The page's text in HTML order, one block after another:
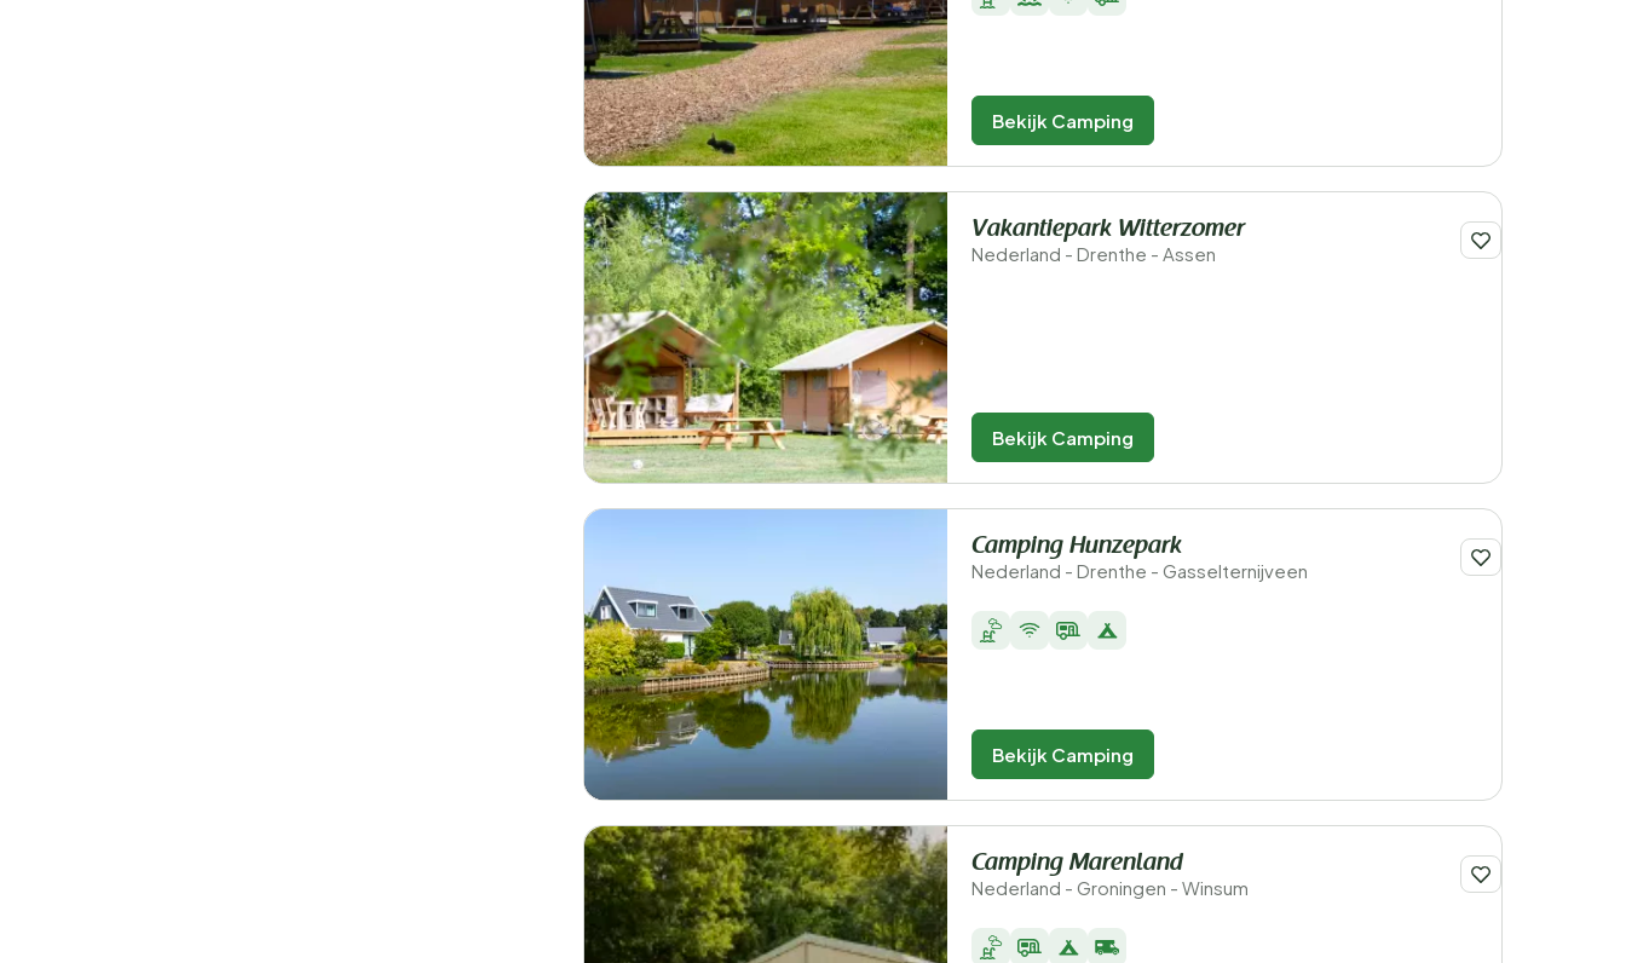
Bekijk Camping
Vakantiepark Witterzomer
Nederland - Drenthe - Assen
Bekijk Camping
Camping Hunzepark
Nederland - Drenthe - Gasselternijveen
Bekijk Camping
Camping Marenland
Nederland - Groningen - Winsum